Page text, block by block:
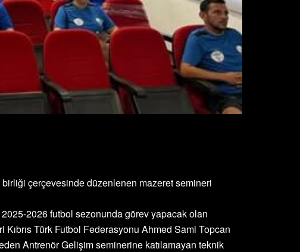
birliği çerçevesinde düzenlenen mazeret semineri
2026 futbol sezonunda görev yapacak olan
Türk Futbol Federasyonu Ahmed Sami Topcan
Antrenör Gelişim seminerine katılamayan teknik